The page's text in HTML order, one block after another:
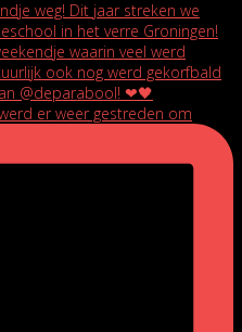
er weer gestreden om